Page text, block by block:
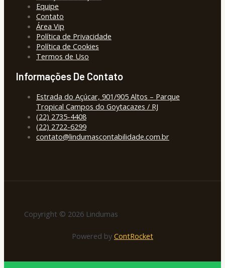
Equipe
Contato
Área Vip
Política de Privacidade
Política de Cookies
Termos de Uso
Informações De Contato
Estrada do Açúcar, 901/905 Altos – Parque
Tropical Campos do Goytacazes / RJ
(22) 2735-4408
(22) 2722-6299
contato@lindumascontabilidade.com.br
Copyright © 2026 Lindumas
Powered by ContRocket